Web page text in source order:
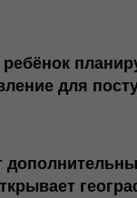
ребёнок
для